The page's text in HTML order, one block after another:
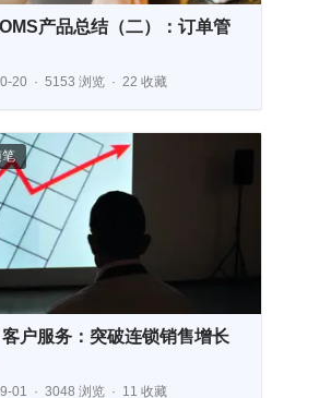
产品总结（二）：订单管
20 5153 浏览 22 收藏
户服务：突破连锁销售增长
01 3048 浏览 11 收藏